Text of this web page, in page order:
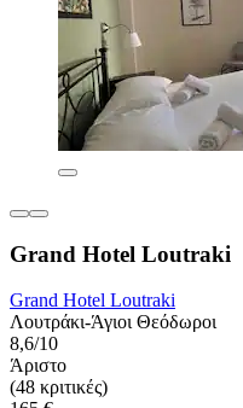
Grand Hotel Loutraki
Grand Hotel Loutraki
Λουτράκι-Άγιοι Θεόδωροι
8,6/10
Άριστο
(48 κριτικές)